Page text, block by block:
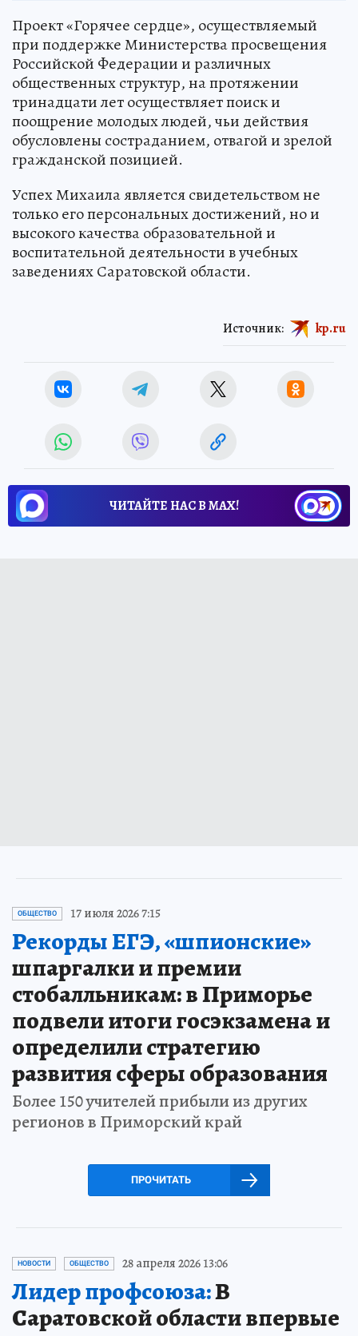
Проект «Горячее сердце», осуществляемый
при поддержке Министерства просвещения
Российской Федерации и различных
общественных структур, на протяжении
тринадцати лет осуществляет поиск и
поощрение молодых людей, чьи действия
обусловлены состраданием, отвагой и зрелой
гражданской позицией.
Успех Михаила является свидетельством не
только его персональных достижений, но и
высокого качества образовательной и
воспитательной деятельности в учебных
заведениях Саратовской области.
Источник: kp.ru
ЧИТАЙТЕ НАС В МАХ!
ОБЩЕСТВО 17 июля 2026 7:15
Рекорды ЕГЭ, «шпионские»
шпаргалки и премии
стобалльникам: в Приморье
подвели итоги госэкзамена и
определили стратегию
развития сферы образования
Более 150 учителей прибыли из других
регионов в Приморский край
ПРОЧИТАТЬ
НОВОСТИ ОБЩЕСТВО 28 апреля 2026 13:06
Лидер профсоюза:В
Саратовской области впервые